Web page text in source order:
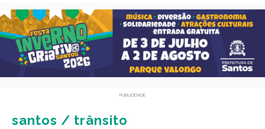
PUBLICIDADE
santos / trânsito